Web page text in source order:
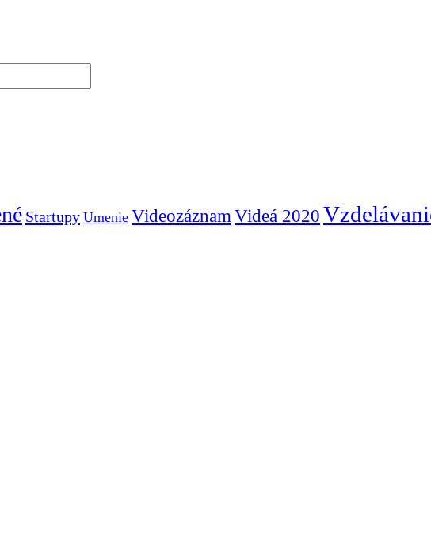
Startupy Umenie Videozáznam Videá 2020